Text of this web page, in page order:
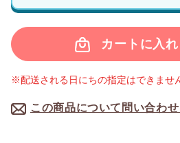
カートに入
この商品について問い合わせ
※配送される日にちの指定はできませ